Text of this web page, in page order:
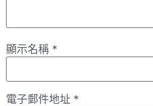
顯示名稱 *
電子郵件地址 *